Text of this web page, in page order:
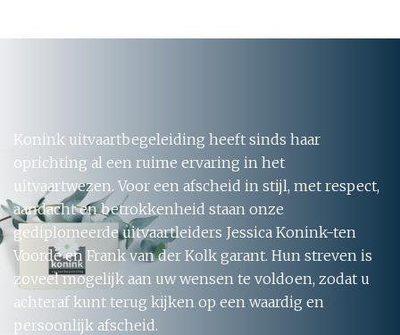
Konink uitvaartbegeleiding heeft sinds haar
oprichting al een ruime ervaring in het
uitvaartwezen. Voor een afscheid in stijl, met respect,
aandacht en betrokkenheid staan onze
gediplomeerde uitvaartleiders Jessica Konink-ten
Voorde en Frank van der Kolk garant. Hun streven is
zoveel mogelijk aan uw wensen te voldoen, zodat u
achteraf kunt terug kijken op een waardig en
persoonlijk afscheid.